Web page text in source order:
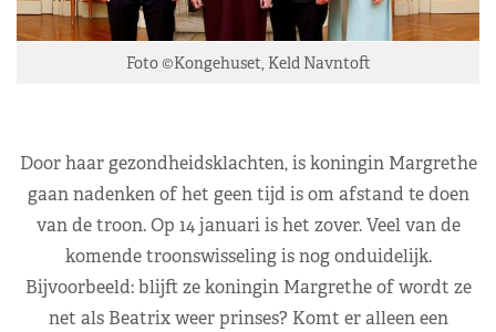
Foto ©Kongehuset, Keld Navntoft
Door haar gezondheidsklachten, is koningin Margrethe
gaan nadenken of het geen tijd is om afstand te doen
van de troon. Op 14 januari is het zover. Veel van de
komende troonswisseling is nog onduidelijk.
Bijvoorbeeld: blijft ze koningin Margrethe of wordt ze
net als Beatrix weer prinses? Komt er alleen een